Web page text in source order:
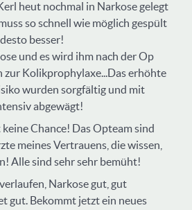
heut nochmal in Narkose gelegt
so schnell wie möglich gespült
besser!
und es wird ihm nach der Op
zur Kolikprophylaxe...Das erhöhte
wurden sorgfältig und mit
abgewägt!
Chance! Das Opteam sind
meines Vertrauens, die wissen,
Alle sind sehr sehr bemüht!
Narkose gut, gut
gut. Bekommt jetzt ein neues